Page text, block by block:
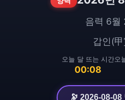
음력 6월
갑인(
오늘 달 뜨는 시간
00:08
오
🔭 2026-08-08